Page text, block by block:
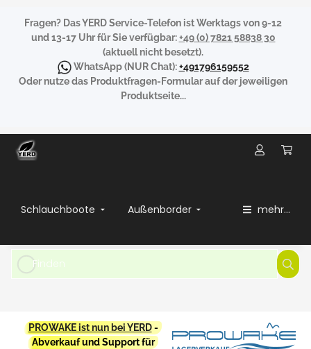
Fragen? Das YERD Service-Telefon ist Werktags von 9-12
und 13-17 Uhr für Sie verfügbar:+49 (0) 7821 58838 30
(aktuell nicht besetzt).
WhatsApp(NUR Chat):+491796159552
Oder nutze das Produktfragen-Formular auf der jeweiligen
Produktseite...
Schlauchboote Außenborder mehr...
PROWAKE ist nun bei YERD-
Abverkauf und Support für